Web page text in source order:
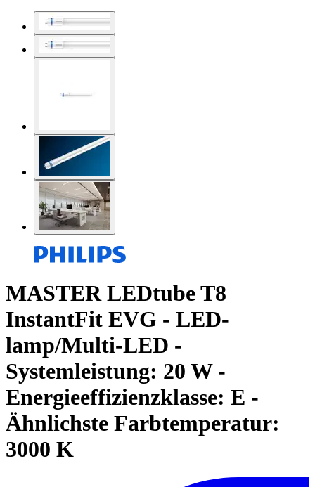
MASTER LEDtube T8
InstantFit EVG - LED-
lamp/Multi-LED -
Systemleistung: 20 W -
Energieeffizienzklasse: E -
Ähnlichste Farbtemperatur:
3000 K